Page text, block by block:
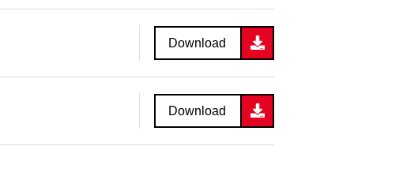
Download
Download